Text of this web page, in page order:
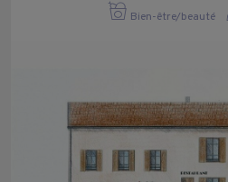
Bien-être/beauté